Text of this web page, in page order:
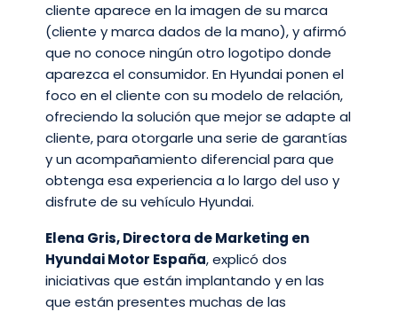
cliente aparece en la imagen de su marca
(cliente y marca dados de la mano), y afirmó
que no conoce ningún otro logotipo donde
aparezca el consumidor. En Hyundai ponen el
foco en el cliente con su modelo de relación,
ofreciendo la solución que mejor se adapte al
cliente, para otorgarle una serie de garantías
y un acompañamiento diferencial para que
obtenga esa experiencia a lo largo del uso y
disfrute de su vehículo Hyundai.
Elena Gris, Directora de Marketing en
Hyundai Motor España, explicó dos
iniciativas que están implantando y en las
que están presentes muchas de las